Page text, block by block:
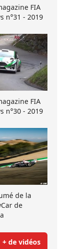
FIA
n°31 - 2019
FIA
n°30 - 2019
de la
de
+ de vidéos